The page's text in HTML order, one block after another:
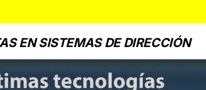
EN SISTEMAS DE DIRECCIÓN